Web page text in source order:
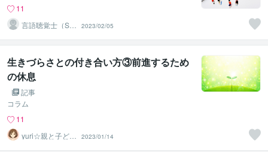
11
言語聴覚士（S
T）mari
2023/02/05
生きづらさとの付き合い方③前進するため
の休息
記事
コラム
11
yuri☆親と子ども
のカウンセラー
2023/01/14